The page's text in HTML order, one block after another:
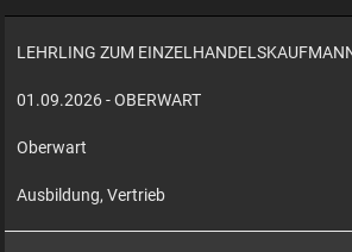
LEHRLING ZUM
01.09.2026 - OBERWART
Oberwart
Ausbildung, Vertrieb